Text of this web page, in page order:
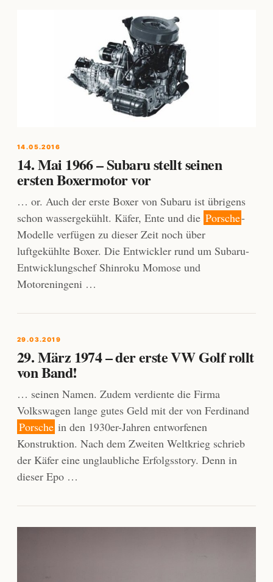
14.05.2016
14. Mai 1966 – Subaru stellt seinen
ersten Boxermotor vor
… or. Auch der erste Boxer von Subaru ist übrigens
schon wassergekühlt. Käfer, Ente und die Porsche-
Modelle verfügen zu dieser Zeit noch über
luftgekühlte Boxer. Die Entwickler rund um Subaru-
Entwicklungschef Shinroku Momose und
Motoreningeni …
29.03.2019
29. März 1974 – der erste VW Golf rollt
von Band!
… seinen Namen. Zudem verdiente die Firma
Volkswagen lange gutes Geld mit der von Ferdinand
Porsche in den 1930er-Jahren entworfenen
Konstruktion. Nach dem Zweiten Weltkrieg schrieb
der Käfer eine unglaubliche Erfolgsstory. Denn in
dieser Epo …